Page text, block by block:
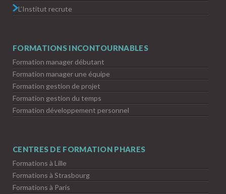
L’Institut recrute
FORMATIONS INCONTOURNABLES
Formation manager débutant
Formation manager une équipe
Formation gestion de projet
Formation gestion du temps
Formation développement personnel
CENTRES DE FORMATION PHARES
Formations à Lille
Formations à Strasbourg
Formations à Paris